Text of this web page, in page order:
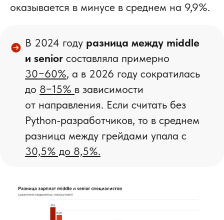
оказывается в минусе в среднем на 9,9%.
В 2024 году разница между middle
и senior составляла примерно
30−60%, а в 2026 году сократилась
до 8−15% в зависимости
от направления. Если считать без
Python-разработчиков, то в среднем
разница между грейдами упала с
30,5% до 8,5%.